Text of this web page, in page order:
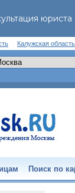
Калужская область
Поиск по